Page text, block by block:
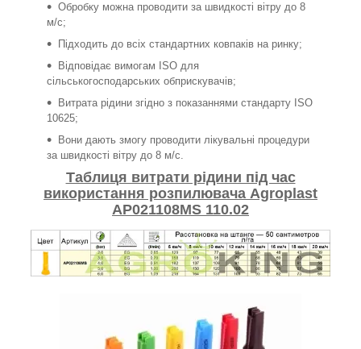
Обробку можна проводити за швидкості вітру до 8
м/с;
Підходить до всіх стандартних ковпаків на ринку;
Відповідає вимогам ISO для
сільськогосподарських обприскувачів;
Витрата рідини згідно з показаннями стандарту ISO
10625;
Вони дають змогу проводити лікувальні процедури
за швидкості вітру до 8 м/с.
Таблиця витрати рідини під час
використання розпилювача Agroplast
AP021108MS 110.02